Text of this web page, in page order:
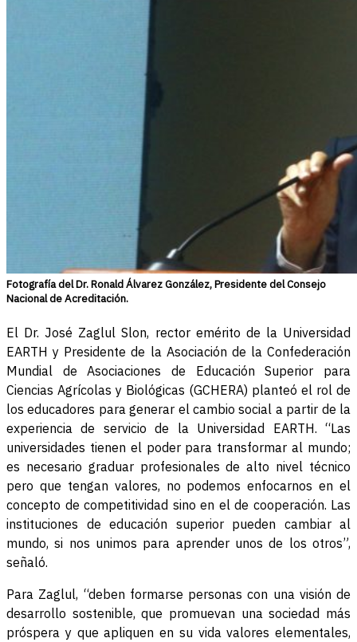
Fotografía del Dr. Ronald Álvarez González, Presidente del Consejo
Nacional de Acreditación.
El Dr. José Zaglul Slon, rector emérito de la Universidad
EARTH y Presidente de la Asociación de la Confederación
Mundial de Asociaciones de Educación Superior para
Ciencias Agrícolas y Biológicas (GCHERA) planteó el rol de
los educadores para generar el cambio social a partir de la
experiencia de servicio de la Universidad EARTH. “Las
universidades tienen el poder para transformar al mundo;
es necesario graduar profesionales de alto nivel técnico
pero que tengan valores, no podemos enfocarnos en el
concepto de competitividad sino en el de cooperación. Las
instituciones de educación superior pueden cambiar al
mundo, si nos unimos para aprender unos de los otros”,
señaló.
Para Zaglul, “deben formarse personas con una visión de
desarrollo sostenible, que promuevan una sociedad más
próspera y que apliquen en su vida valores elementales,